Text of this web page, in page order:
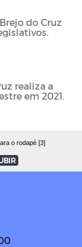
do Cruz
realiza a
em 2021.
o rodapé [3]